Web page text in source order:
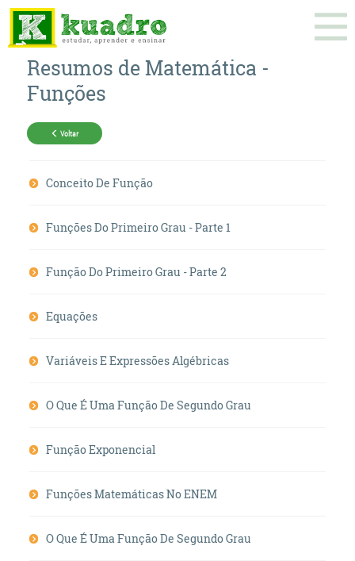
Resumos deMatemática -
Funções
Voltar
Conceito De Função
Funções Do Primeiro Grau - Parte 1
Função Do Primeiro Grau - Parte 2
Equações
Variáveis E Expressões Algébricas
O Que É Uma Função De Segundo Grau
Função Exponencial
Funções Matemáticas No ENEM
O Que É Uma Função De Segundo Grau